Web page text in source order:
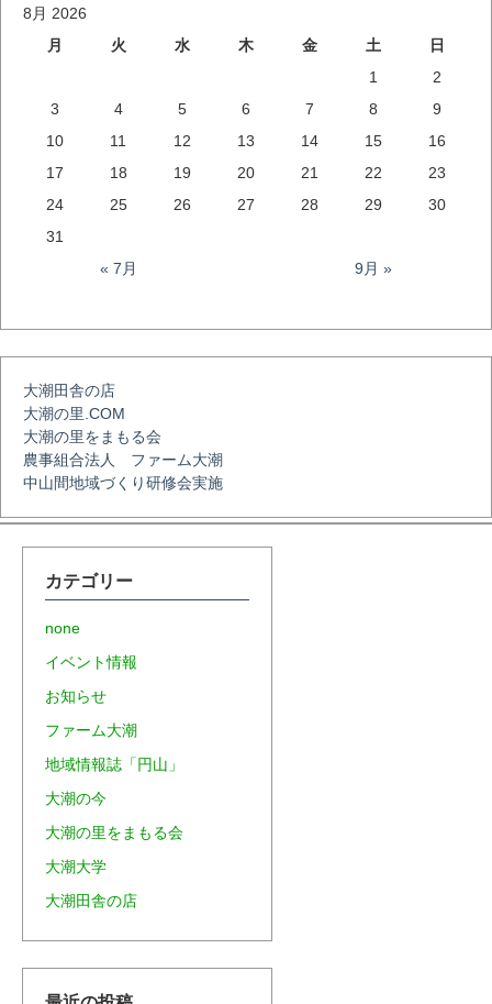
ナ
ビ
ゲ
ー
ョ
ン
8月 2026
月
火 水 木 金 土
日
1
2
3
4 5 6 7 8
9
10
11 12 13 14 15
16
17
18 19 20 21 22
23
24
25 26 27 28 29
30
31
« 7月
9月 »
大潮田舎の店
大潮の里.COM
大潮の里をまもる会
農事組合法人 ファーム大潮
中山間地域づくり研修会実施
カテゴリー
none
イベント情報
お知らせ
ファーム大潮
地域情報誌「円山」
大潮の今
大潮の里をまもる会
大潮大学
大潮田舎の店